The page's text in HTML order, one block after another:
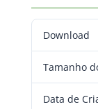
Download
Tamanho
Data de